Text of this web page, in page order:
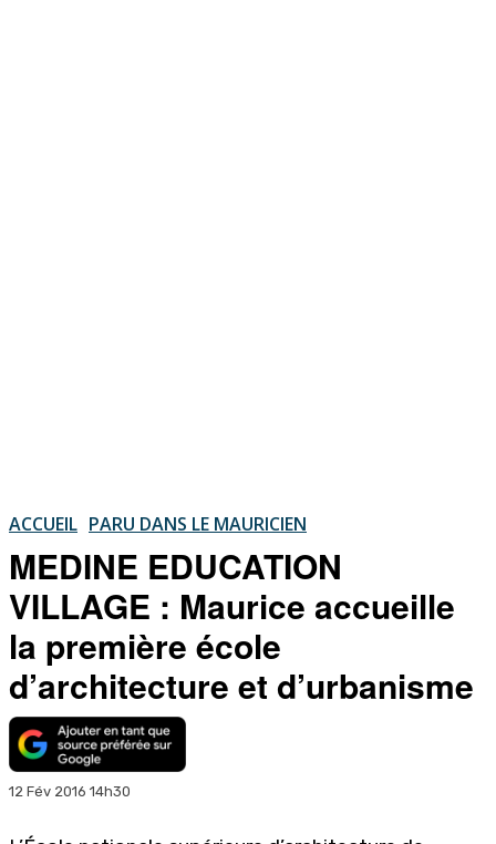
ACCUEIL PARU DANS LE MAURICIEN
MEDINE EDUCATION
VILLAGE : Maurice accueille
la première école
d’architecture et d’urbanisme
12 Fév 2016 14h30